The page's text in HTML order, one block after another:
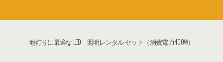
地灯りに最適な LED 照明レンタル セット（消費電力400W）